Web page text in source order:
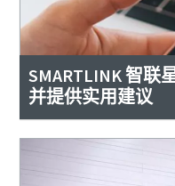
SMARTLINK 智联
并提供实用建议